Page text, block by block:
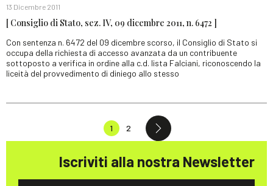
13 Dicembre 2011
[ Consiglio di Stato, sez. IV, 09 dicembre 2011, n. 6472 ]
Con sentenza n. 6472 del 09 dicembre scorso, il Consiglio di Stato si
occupa della richiesta di accesso avanzata da un contribuente
sottoposto a verifica in ordine alla c.d. lista Falciani, riconoscendo la
liceità del provvedimento di diniego allo stesso
1 2
Iscriviti alla nostra Newsletter